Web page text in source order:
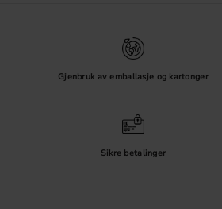
PAX, samt på kommoder og skap fra
måte å:
preg
hvitevarer og belysning
Gjenbruk av emballasje og kartonger
Sikre betalinger